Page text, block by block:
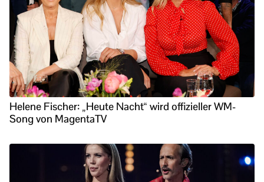
Helene Fischer: „Heute Nacht“ wird offizieller WM-
Song von MagentaTV